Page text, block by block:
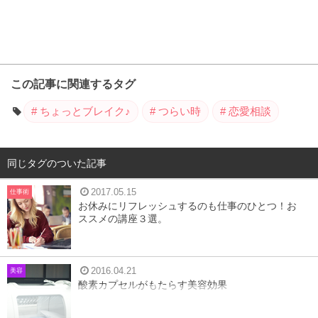
この記事に関連するタグ
ちょっとブレイク♪ つらい時 恋愛相談
同じタグのついた記事
仕事術 2017.05.15
お休みにリフレッシュするのも仕事のひとつ！お
ススメの講座３選。
美容 2016.04.21
酸素カプセルがもたらす美容効果